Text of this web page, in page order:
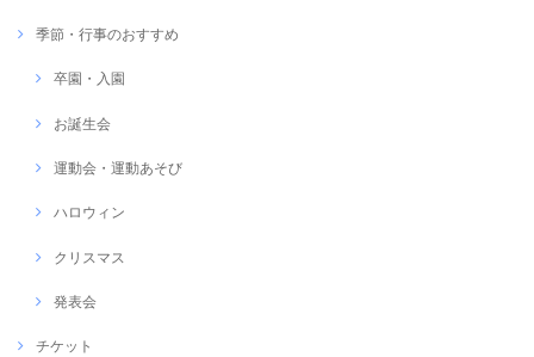
季節・行事のおすすめ
卒園・入園
お誕生会
運動会・運動あそび
ハロウィン
クリスマス
発表会
チケット